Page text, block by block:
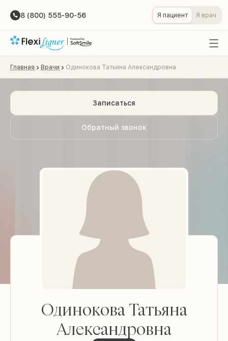
8 (800) 555-90-56 Я пациент Я врач
Главная Врачи Одинокова Татьяна Александровна
Обратный звонок
Записаться
Одинокова Татьяна
Александровна